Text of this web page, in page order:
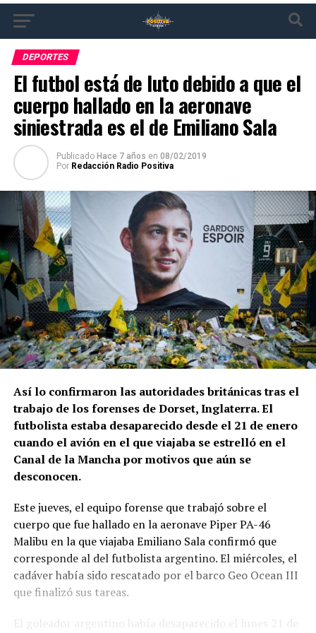
DEPORTES
El futbol está de luto debido a que el
cuerpo hallado en la aeronave
siniestrada es el de Emiliano Sala
Publicado Hace 7 años en 08/02/2019
Por Redacción Radio Positiva
Así lo confirmaron las autoridades británicas tras el
trabajo de los forenses de Dorset, Inglaterra. El
futbolista estaba desaparecido desde el 21 de enero
cuando el avión en el que viajaba se estrelló en el
Canal de la Mancha por motivos que aún se
desconocen.
Este jueves, el equipo forense que trabajó sobre el
cuerpo que fue hallado en la aeronave Piper PA-46
Malibu en la que viajaba Emiliano Sala confirmó que
corresponde al del futbolista argentino. El miércoles, el
cadáver había sido rescatado por el barco Geo Ocean III
que finalizó sus tareas.